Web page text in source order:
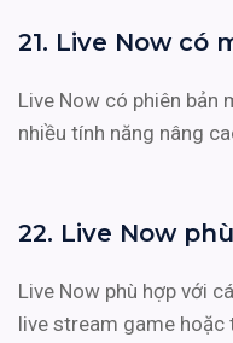
21. Live Now có
Live Now có phiên bản
nhiều tính năng nâng
22. Live Now
Live Now phù hợp với
live stream game